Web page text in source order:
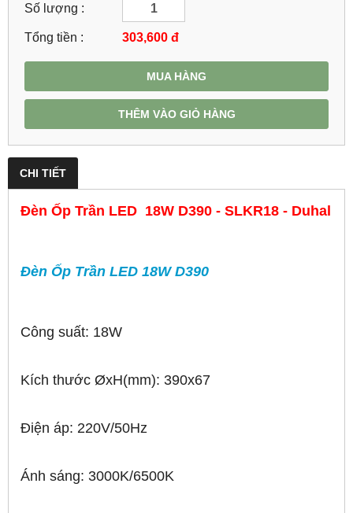
Số lượng :
Tổng tiền : 303,600 đ
MUA HÀNG
THÊM VÀO GIỎ HÀNG
CHI TIẾT
Đèn Ốp Trần LED 18W D390 - SLKR18 - Duhal
Đèn Ốp Trần LED 18W D390
Công suất: 18W
Kích thước ØxH(mm): 390x67
Điện áp: 220V/50Hz
Ánh sáng: 3000K/6500K